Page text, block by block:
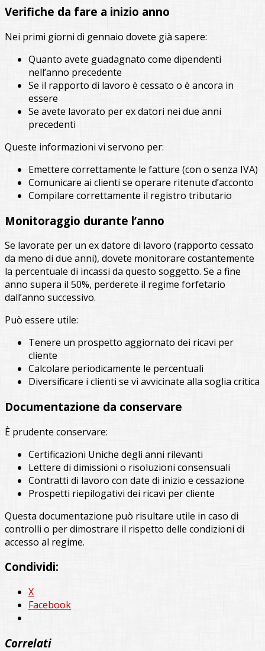
Verifiche da fare a inizio anno
Nei primi giorni di gennaio dovete già sapere:
Quanto avete guadagnato come dipendenti
nell’anno precedente
Se il rapporto di lavoro è cessato o è ancora in
essere
Se avete lavorato per ex datori nei due anni
precedenti
Queste informazioni vi servono per:
Emettere correttamente le fatture (con o senza IVA)
Comunicare ai clienti se operare ritenute d’acconto
Compilare correttamente il registro tributario
Monitoraggio durante l’anno
Se lavorate per un ex datore di lavoro (rapporto cessato
da meno di due anni), dovete monitorare costantemente
la percentuale di incassi da questo soggetto. Se a fine
anno supera il 50%, perderete il regime forfetario
dall’anno successivo.
Può essere utile:
Tenere un prospetto aggiornato dei ricavi per
cliente
Calcolare periodicamente le percentuali
Diversificare i clienti se vi avvicinate alla soglia critica
Documentazione da conservare
È prudente conservare:
Certificazioni Uniche degli anni rilevanti
Lettere di dimissioni o risoluzioni consensuali
Contratti di lavoro con date di inizio e cessazione
Prospetti riepilogativi dei ricavi per cliente
Questa documentazione può risultare utile in caso di
controlli o per dimostrare il rispetto delle condizioni di
accesso al regime.
Condividi:
X
Facebook
Correlati